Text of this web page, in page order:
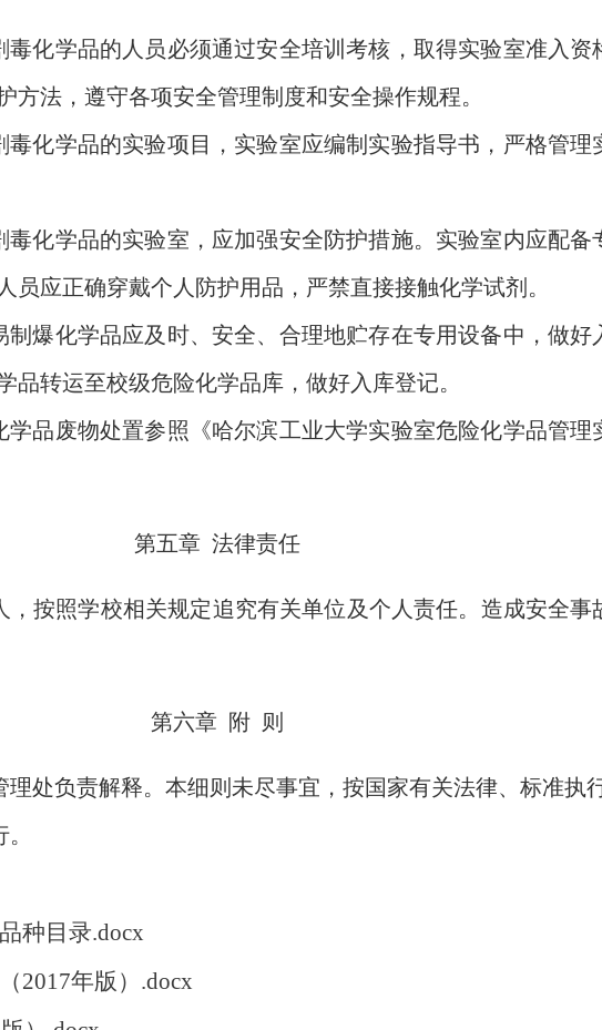
化学品的人员必须通过安全培训考核， 取得实验室准入资
法，遵守各项安全管理制度和安全操作规程。
毒化学品的实验项目，实验室应编制实验指导书，严格管理
化学品的实验室，应加强安全防护措施。实验室内应配备
应正确穿戴个人防护用品，严禁直接接触化学试剂。
制爆化学品应及时、安全、合理地贮存在专用设备中，做
转运至校级危险化学品库，做好入库登记。
品废物处置参照《哈尔滨工业大学实验室危险化学品管理
第五章 法律责任
，按照学校相关规定追究有关单位及个人责任。造成安全事
第六章 附 则
处负责解释。本细则未尽事宜，按国家有关法律、标准执行
种目录.docx
2017年版）.docx